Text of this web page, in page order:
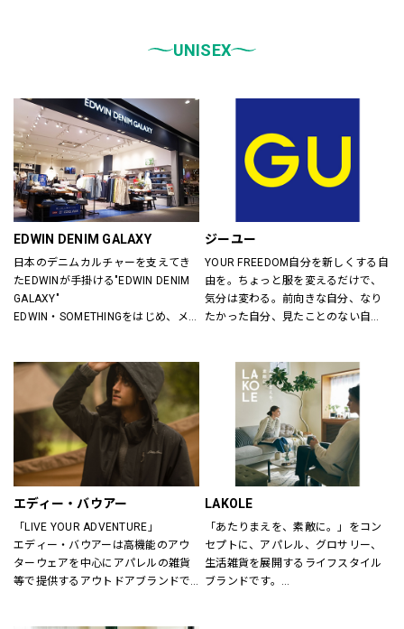
などをゾーンに分けて配置し、広
す。
どうぞご来店ください。
UNISEX
EDWIN DENIM GALAXY
日本のデニムカルチャーを支えてき
たEDWINが手掛ける"EDWIN DENIM
GALAXY"
EDWIN・SOMETHINGをはじめ、メ
レンドアイテムまで豊富なランナッ
プを取り揃えます。
ジーユー
YOUR FREEDOM自分を新しくする自
由を。ちょっと服を変えるだけで、
気分は変わる。前向きな自分、なり
たかった自分、見たことのない自
いまの気分で、もっと自由に。GU
は、自由。
エディー・バウアー
「LIVE YOUR ADVENTURE」
エディー・バウアーは高機能のアウ
ターウェアを中心にアパレルの雑貨
等で提供するアウトドアブランドで
LAKOLE
「あたりまえを、素敵に。」をコン
セプトに、アパレル、グロサリー、
生活雑貨を展開するライフスタイル
ブランドです。